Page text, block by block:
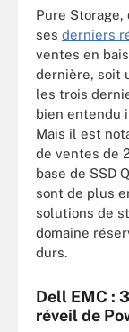
Pure
ses derniers
ventes en
dernière, soit
les trois
bien entendu
Mais il est
de ventes de
base de SSD
sont de plus
solutions de
domaine
durs.
Dell EMC :
réveil de